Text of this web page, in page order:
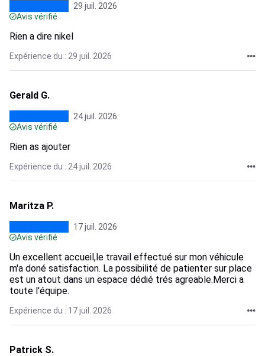
29 juil. 2026
Avis vérifié
Rien a dire nikel
Expérience du : 29 juil. 2026
Gerald G.
24 juil. 2026
Avis vérifié
Rien as ajouter
Expérience du : 24 juil. 2026
Maritza P.
17 juil. 2026
Avis vérifié
Un excellent accueil,le travail effectué sur mon véhicule
m'a doné satisfaction. La possibilité de patienter sur place
est un atout dans un espace dédié trés agreable.Merci a
toute l'équipe.
Expérience du : 17 juil. 2026
Patrick S.